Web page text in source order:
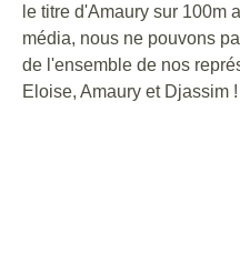
le titre d'Amaury sur 100m
média, nous ne pouvons
de l'ensemble de nos
Eloise, Amaury et Djassim !